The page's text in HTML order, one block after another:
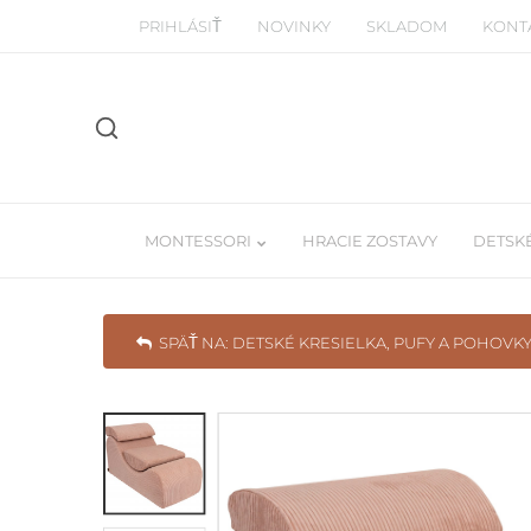
PRIHLÁSIŤ NOVINKY SKLADOM
MONTESSORI
Manipulačné montessori dosky
Drevené a balančné dosky
Učiace veže / woodtower
HRACIE ZOSTAVY
Detské Tee-
SPÄŤ NA: DETSKÉ KRESIELKA, PUFY A POHOVKY